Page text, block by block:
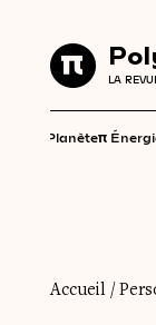
LA
Planèteπ
Accueil /